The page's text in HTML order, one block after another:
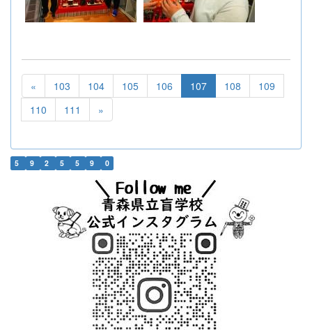
« 103 104 105 106 107 108
109
110
111 »
5 9 2 5 5 9 0